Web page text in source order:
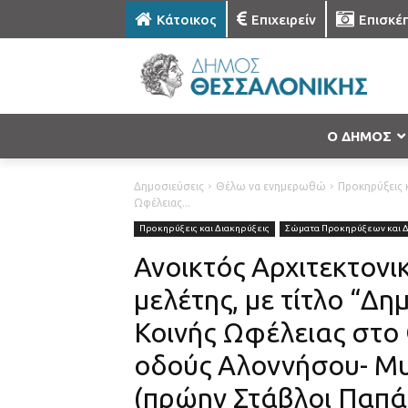
Κάτοικος Επιχειρείν
Ο ΔΗΜΟΣ
Δημοσιεύσεις Θέλω να ενημερωθώ Προκηρύξεις
Ωφέλειας...
Προκηρύξεις και Διακηρύξεις Σώματα Προκηρύξεων και
Ανοικτός
μελέτης, με τίτλο
Κοινής Ωφέλειας στο
οδούς Αλοννήσου-
(πρώην Στάβλοι